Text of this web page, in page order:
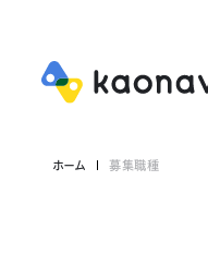
ホーム 募集職種